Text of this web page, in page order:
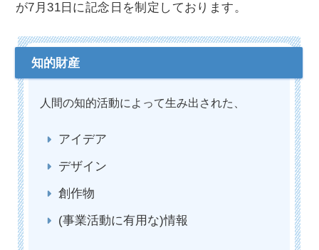
が7月31日に記念日を制定しております。
人間の知的活動によって生み出された、
アイデア
デザイン
創作物
(事業活動に有用な)情報